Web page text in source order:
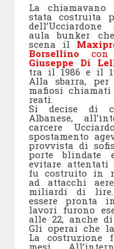
La chiamavano
stata costruita
aula bunker
scena il
Borsellino
Giuseppe Di
tra il 1986 e il
Alla sbarra,
mafiosi
reati.
Si decise di
Albanese,
carcere
spostamento
provvista di
porte blindate
evitare
fu costruito in
ad attacchi
miliardi di lire.
essere pronta
lavori furono
alle 22, anche di
Gli operai che
La costruzione
mesi.